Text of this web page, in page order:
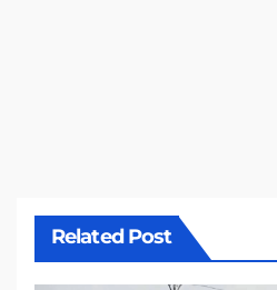
Related Post